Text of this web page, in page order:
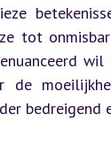
tot
wil
de
bedreigend